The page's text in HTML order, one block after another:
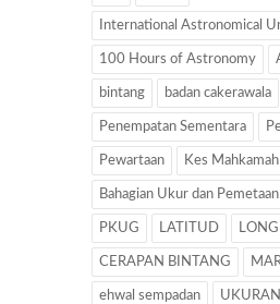
International Astronomical
100 Hours of Astronomy
bintang badan cakerawala
Penempatan Sementara
Pewartaan Kes Mahkamah
Bahagian Ukur dan Pemetaan
PKUG LATITUD
CERAPAN BINTANG
ehwal sempadan